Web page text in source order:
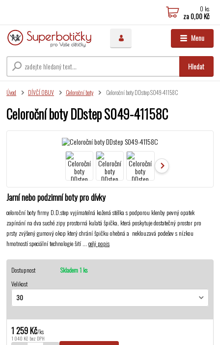
Menu
Hledat
0 ks
za0,00 Kč
Úvod DÍVČÍ OBUV Celoroční boty Celoroční boty DDstep S049-41158C
Celoroční boty DDstep S049-41158C
Jarní nebo podzimní boty pro dívky
celoroční boty firmy D.D.step vyjímatelná kožená stélka s podporou klenby pevný opatek
zapínání na dva suché zipy prostorná kulatá špička, která poskytuje dostatečný prostor pro
prsty zvýšený gumový okop který chrání špičku ohebná a neklouzavá podešev s nízkou
hmotností speciální technologie šití ...celý popis
Dostupnost
Skladem 1 ks
Velikost
1 259 Kč/ks
1 040 Kč bez DPH